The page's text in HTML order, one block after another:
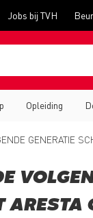
Jobs bij TVH
Opleiding
GENERATIE
ARESTA